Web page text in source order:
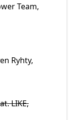
Team,
Ryhty,
LIKE,